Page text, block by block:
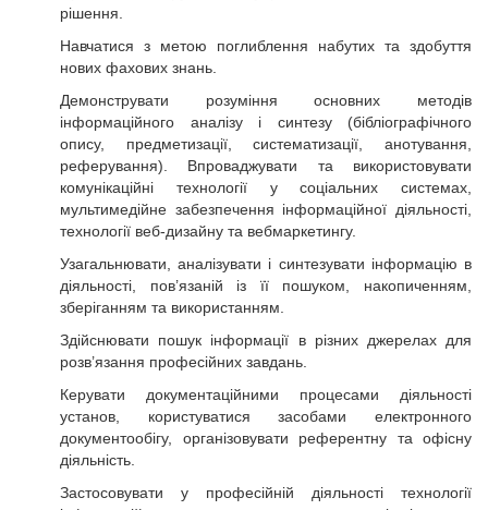
рішення.
Навчатися з метою поглиблення набутих та здобуття
нових фахових знань.
Демонструвати розуміння основних методів
інформаційного аналізу і синтезу (бібліографічного
опису, предметизації, систематизації, анотування,
реферування). Впроваджувати та використовувати
комунікаційні технології у соціальних системах,
мультимедійне забезпечення інформаційної діяльності,
технології веб-дизайну та вебмаркетингу.
Узагальнювати, аналізувати і синтезувати інформацію в
діяльності, пов’язаній із її пошуком, накопиченням,
зберіганням та використанням.
Здійснювати пошук інформації в різних джерелах для
розв’язання професійних завдань.
Керувати документаційними процесами діяльності
установ, користуватися засобами електронного
документообігу, організовувати референтну та офісну
діяльність.
Застосовувати у професійній діяльності технології